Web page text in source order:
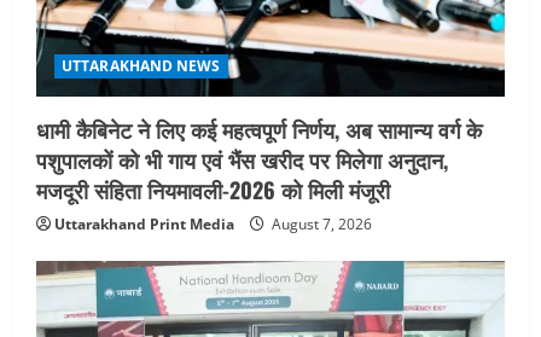
UTTARAKHAND NEWS
धामी कैबिनेट ने लिए कई महत्वपूर्ण निर्णय, अब सामान्य वर्ग के
पशुपालकों को भी गाय एवं भैंस खरीद पर मिलेगा अनुदान,
मजदूरी संहिता नियमावली-2026 को मिली मंजूरी
Uttarakhand Print Media August 7, 2026